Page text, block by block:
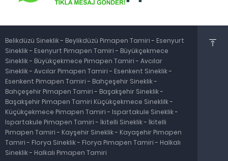
Belikdüzü Sineklik- Beylikdüzü Pimapen Tamiri- Esenyurt
Sineklik- Esenyurt Pimapen Tamiri- Büyükçekmece
Sineklik- Büyükçekmece Pimapen Tamiri- Avcılar
Sineklik- Avcılar Pimapen Tamiri- Esenkent Sineklik-
Esenkent Pimapen Tamiri- Bahçeşehir Sineklik-
Bahçeşehir Pimapen Tamiri- Başakşehir Sineklik-
Başakşehir Pimapen Tamiri Küçükçekmece Sineklilk-
Küçükçekmece Pimapen Tamiri- Ispartakule Sineklik-
Ispartakule Pimapen Tamiri- İkitelli Sineklik- İkitelli
Pimapen Tamiri- Kayşehir Sineklik- Kayaşehir Pimapen
Tamiri- Florya Sineklik- Florya Pimapen Tamiri- Halkalı
Sineklik- Halkalı Pimapen Tamiri